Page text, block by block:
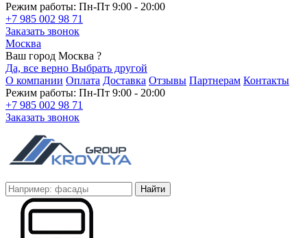
Режим работы: Пн-Пт 9:00 - 20:00
+7 985 002 98 71
Заказать звонок
Москва
Ваш город Москва ?
Да, все верно Выбрать другой
О компании Оплата Доставка Отзывы Партнерам Контакты
Режим работы: Пн-Пт 9:00 - 20:00
+7 985 002 98 71
Заказать звонок
Найти